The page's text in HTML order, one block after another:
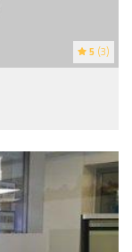
5 (3)